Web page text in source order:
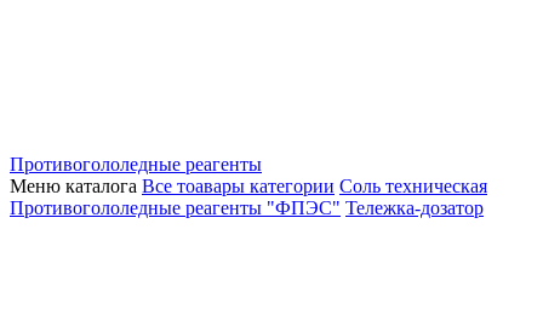
Противогололедные реагенты
Меню каталога Все тоавары категории Соль техническая
Противогололедные реагенты "ФПЭС" Тележка-дозатор